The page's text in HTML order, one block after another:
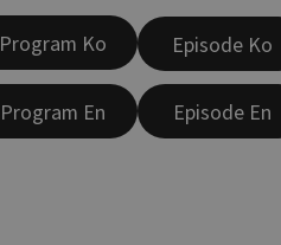
Program Ko
Program En
Episode Ko
Episode En